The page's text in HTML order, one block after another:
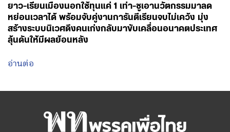
ยาว-เรียนเมืองนอกใช้ทุนแค่ 1 เท่า-ชูเอานวัตกรรมมาลด
หย่อนเวลาได้ พร้อมจับคู่งานการันตีเรียนจบไม่เคว้ง มุ่ง
สร้างระบบนิเวศดึงคนเก่งกลับมาขับเคลื่อนอนาคตประเทศ
ลุ้นดันให้มีผลย้อนหลัง
อ่านต่อ